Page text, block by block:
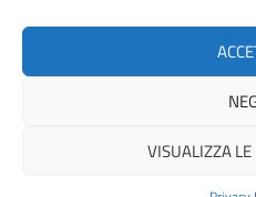
VISUALIZZA
AMMINISTRAZIONE TRASPARENTE
© 2026 ORDINE DEGLI INGEGNERI